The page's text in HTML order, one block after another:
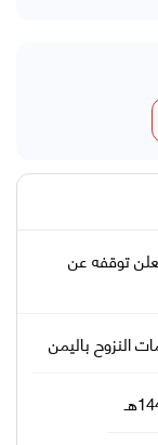
توقفه عن
النزوح باليمن